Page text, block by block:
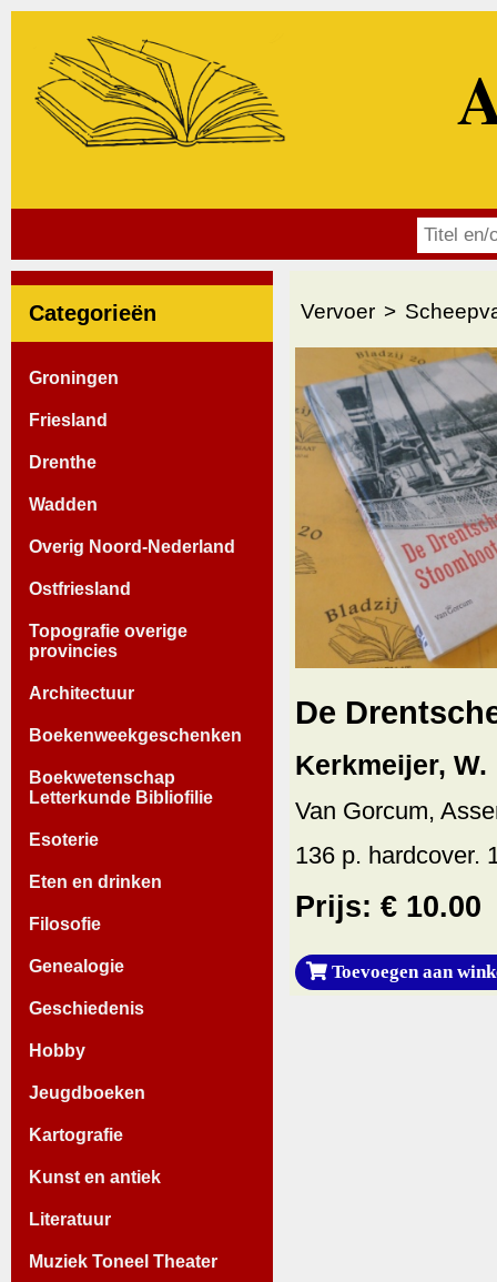
Categorieën
Groningen
Friesland
Drenthe
Wadden
Overig Noord-Nederland
Ostfriesland
Topografie overige
provincies
Architectuur
Boekenweekgeschenken
Boekwetenschap
Letterkunde Bibliofilie
Esoterie
Eten en drinken
Filosofie
Genealogie
Geschiedenis
Hobby
Jeugdboeken
Kartografie
Kunst en antiek
Literatuur
Muziek Toneel Theater
Vervoer
De
Kerkmeijer, W.
Van Gorcum,
136 p. hardcover.
Prijs: € 10.00
Toevoegen aan